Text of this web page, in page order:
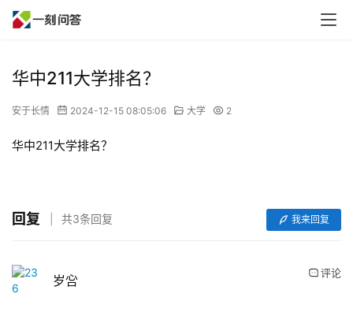
华中211大学排名？
安于长情 2024-12-15 08:05:06 大学 2
华中211大学排名？
回复 共3条回复 我来回复
岁吢 评论